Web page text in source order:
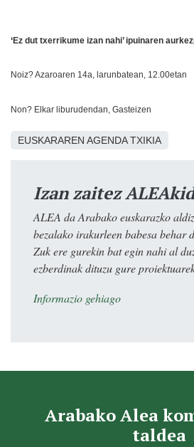
‘Ez dut txerrikume izan nahi’ ipuinaren
Noiz? Azaroaren 14a, larunbatean, 12.00etan
Non? Elkar liburudendan, Gasteizen
EUSKARAREN AGENDA TXIKIA
Izan zaitez
ALEA da Arabako euskarazko
bezalako irakurleen babesa behar
Zuk ere gurekin bat egin nahi al
ezberdinak dituzu gure
Informazio gehiago
Arabako Alea
taldea